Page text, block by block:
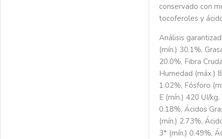
conservado con
tocoferoles y
Análisis
(mín.) 30.1%,
20.0%, Fibra
Humedad (máx.)
1.02%, Fósforo
E (mín.) 420 UI/kg,
0.18%, Ácidos
(mín.) 2.73%,
3* (mín.) 0.49%,